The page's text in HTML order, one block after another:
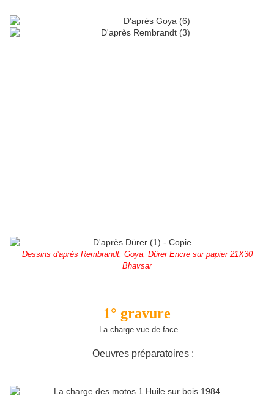
Dessins d'après Rembrandt, Goya, Dürer Encre sur papier 21X30
Bhavsar
1° gravure
La charge vue de face
Oeuvres préparatoires :